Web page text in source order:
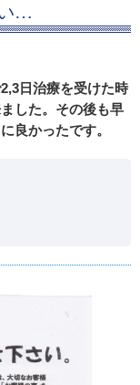
…
日治療を受けた時
した。その後も早
良かったです。